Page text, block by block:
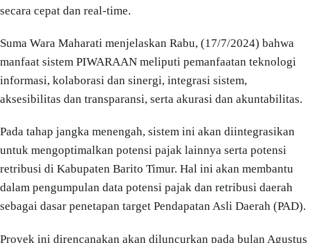
secara cepat dan real-time.
Suma Wara Maharati menjelaskan Rabu, (17/7/2024) bahwa
manfaat sistem PIWARAAN meliputi pemanfaatan teknologi
informasi, kolaborasi dan sinergi, integrasi sistem,
aksesibilitas dan transparansi, serta akurasi dan akuntabilitas.
Pada tahap jangka menengah, sistem ini akan diintegrasikan
untuk mengoptimalkan potensi pajak lainnya serta potensi
retribusi di Kabupaten Barito Timur. Hal ini akan membantu
dalam pengumpulan data potensi pajak dan retribusi daerah
sebagai dasar penetapan target Pendapatan Asli Daerah (PAD).
Proyek ini direncanakan akan diluncurkan pada bulan Agustus